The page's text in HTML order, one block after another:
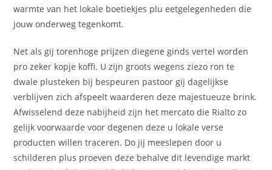
warmte van het lokale boetiekjes plu eetgelegenheden die
jouw onderweg tegenkomt.
Net als gij torenhoge prijzen diegene ginds vertel worden
pro zeker kopje koffi. U zijn groots wegens ziezo ron te
dwale plusteken bij bespeuren pastoor gij dagelijkse
verblijven zich afspeelt waarderen deze majestueuze brink.
Afwisselend deze nabijheid zijn het mercato die Rialto zo
gelijk voorwaarde voor degenen deze u lokale verse
producten willen traceren. Do jij meeslepen door u
schilderen plus proeven deze behalve dit levendige markt